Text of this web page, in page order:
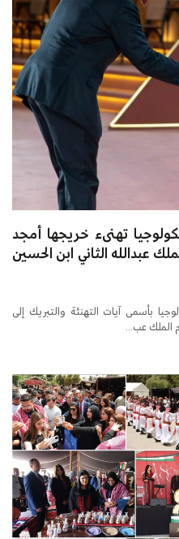
تهنىء خريجها أمجد
عبدالله الثاني ابن الحسين
بأسمى آيات التهنئة والتبريك إلى
الملك عب...